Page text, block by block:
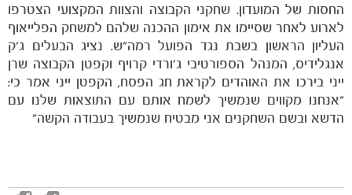
החסות של המועדון. שחקני הקבוצה והצוות המקצועי הצטרפו
לארוע לאחר שסיימו את אימון ההכנה שלהם למשחק הפלייאוף
העליון הראשון בשבת נגד הפועל רמה"ש. נציג הבעלים ג'ק
אנגלידיס, המנהל הספורטיבי ג'ורדי קרויף וקפטן הקבוצה שרן
ייני בירכו את האוהדים לקראת חג הפסח, הקפטן ייני אמר כי:
"אנחנו מקווים שנמשיך לשמח אותם עם התוצאות שלנו עם
הדשא ובשם השחקנים אני מבטיח שנמשיך בעבודה הקשה"